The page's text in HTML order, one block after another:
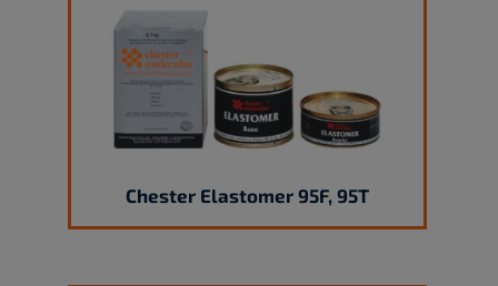
Chester Elastomer 95F, 95T